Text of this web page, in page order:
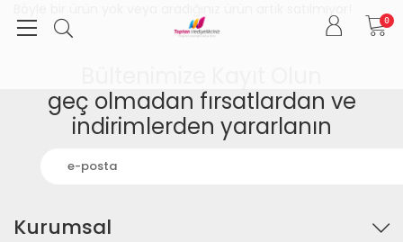
0
geç olmadan fırsatlardan ve
indirimlerden yararlanın
Kurumsal